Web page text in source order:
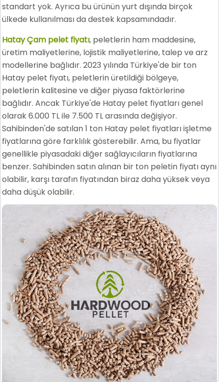
standart yok. Ayrıca bu ürünün yurt dışında birçok
ülkede kullanılması da destek kapsamındadır.
Hatay Çam pelet fiyatı, peletlerin ham maddesine,
üretim maliyetlerine, lojistik maliyetlerine, talep ve arz
modellerine bağlıdır. 2023 yılında Türkiye'de bir ton
Hatay pelet fiyatı, peletlerin üretildiği bölgeye,
peletlerin kalitesine ve diğer piyasa faktörlerine
bağlıdır. Ancak Türkiye'de Hatay pelet fiyatları genel
olarak 6.000 TL ile 7.500 TL arasında değişiyor.
Sahibinden'de satılan 1 ton Hatay pelet fiyatları işletme
fiyatlarına göre farklılık gösterebilir. Ama, bu fiyatlar
genellikle piyasadaki diğer sağlayıcıların fiyatlarına
benzer. Sahibinden satın alınan bir ton peletin fiyatı aynı
olabilir, karşı tarafın fiyatından biraz daha yüksek veya
daha düşük olabilir.